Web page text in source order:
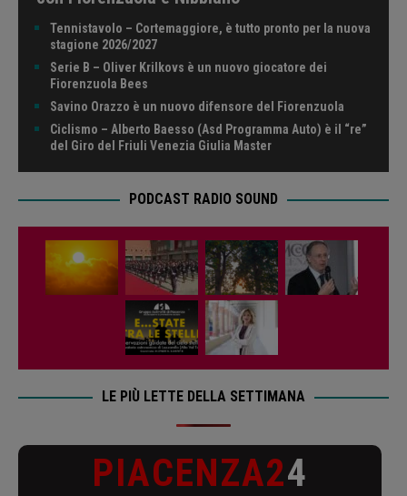
Tennistavolo – Cortemaggiore, è tutto pronto per la nuova
stagione 2026/2027
Serie B – Oliver Krilkovs è un nuovo giocatore dei
Fiorenzuola Bees
Savino Orazzo è un nuovo difensore del Fiorenzuola
Ciclismo – Alberto Baesso (Asd Programma Auto) è il “re”
del Giro del Friuli Venezia Giulia Master
PODCAST RADIO SOUND
LE PIÙ LETTE DELLA SETTIMANA
PIACENZA24